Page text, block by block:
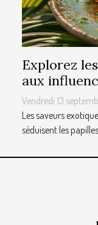
Explorez
aux
Vendredi 13
Les saveurs
séduisent les